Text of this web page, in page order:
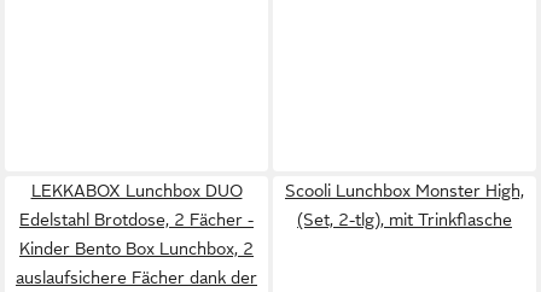
LEKKABOX Lunchbox DUO
Edelstahl Brotdose, 2 Fächer -
Kinder Bento Box Lunchbox, 2
auslaufsichere Fächer dank der
Scooli Lunchbox Monster High,
(Set, 2-tlg), mit Trinkflasche